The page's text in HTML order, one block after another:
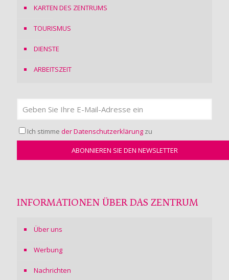
KARTEN DES ZENTRUMS
TOURISMUS
DIENSTE
ARBEITSZEIT
Ich stimme der Datenschutzerklärung zu
INFORMATIONEN ÜBER DAS ZENTRUM
Über uns
Werbung
Nachrichten